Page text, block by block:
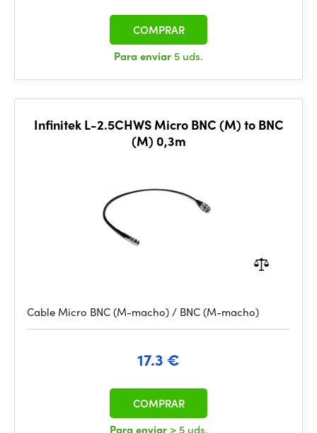
Para enviar 5 uds.
COMPRAR
Infinitek L-2.5CHWS Micro BNC (M) to BNC
(M) 0,3m
Cable Micro BNC (M-macho) / BNC (M-macho)
17.3 €
Para enviar > 5 uds.
COMPRAR